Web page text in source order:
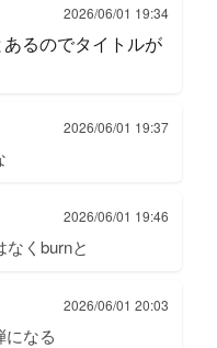
2026/06/01 19:34
るのでタイトルが
2026/06/01 19:37
2026/06/01 19:46
くburnと
2026/06/01 20:03
になる